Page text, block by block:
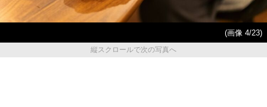
(画像 4/23)
縦スクロールで次の写真へ